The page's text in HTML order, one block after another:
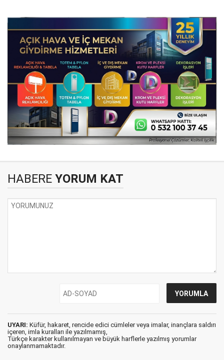
HABERE YORUM KAT
UYARI: Küfür, hakaret, rencide edici cümleler veya imalar, inançlara saldırı
içeren, imla kuralları ile yazılmamış,
Türkçe karakter kullanılmayan ve büyük harflerle yazılmış yorumlar
onaylanmamaktadır.